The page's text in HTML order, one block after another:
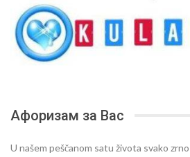
Афоризам за Вас
U našem peščanom satu života svako